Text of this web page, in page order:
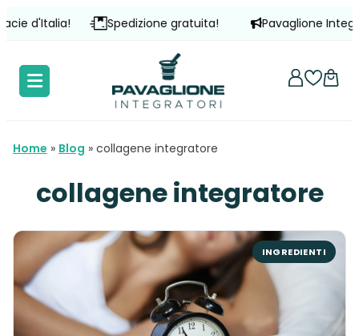
Vai
Spedizione gratuita! Pavaglione Integratori è
Home » Blog » collagene integratore
collagene integratore
INGREDIENTI